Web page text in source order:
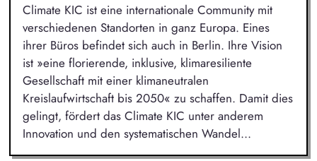
Climate KIC ist eine internationale Community mit
verschiedenen Standorten in ganz Europa. Eines
ihrer Büros befindet sich auch in Berlin. Ihre Vision
ist »eine florierende, inklusive, klimaresiliente
Gesellschaft mit einer klimaneutralen
Kreislaufwirtschaft bis 2050« zu schaffen. Damit dies
gelingt, fördert das Climate KIC unter anderem
Innovation und den systematischen Wandel...